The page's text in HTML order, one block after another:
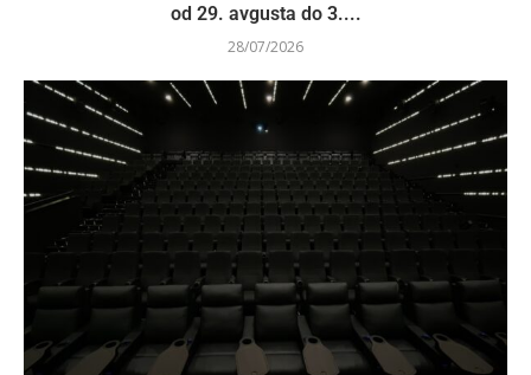
od 29. avgusta do 3....
28/07/2026